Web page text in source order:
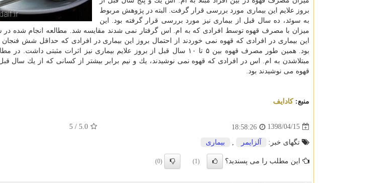
بروز علایم این بیماری مورد بررسی قرار گرفت. البته در پژوهش مربوط
به سوئد، ده سال قبل از بیماری نیز مورد بررسی قرار گرفته بود. این
میزان با مصرف قهوه توسط افرادی كه به ام. اس گرفتار نمی شدند مقایسه شد. مطالعه انجام شده در
این بیماری در افرادی كه قهوه نمی خوردند از احتمال بروز این بیماری در افرادی كه حداقل شش
بود. همین طور مصرف قهوه بین ۵ تا ۱۰ سال قبل از بروز علایم بیماری نیز اثرات
مبتلاشدن به ام. اس در افرادی كه قهوه نمی نوشیدند، یك و نیم برابر بیشتر از كسانی كه از یك سال قبل
قهوه می نوشیدند بود.
منبع:كادایف
1398/04/15
18:58:26
5.0
/
5
تگهای خبر: آلزایمر , بیماری
این مطلب را می پسندید؟ (1)
(0)